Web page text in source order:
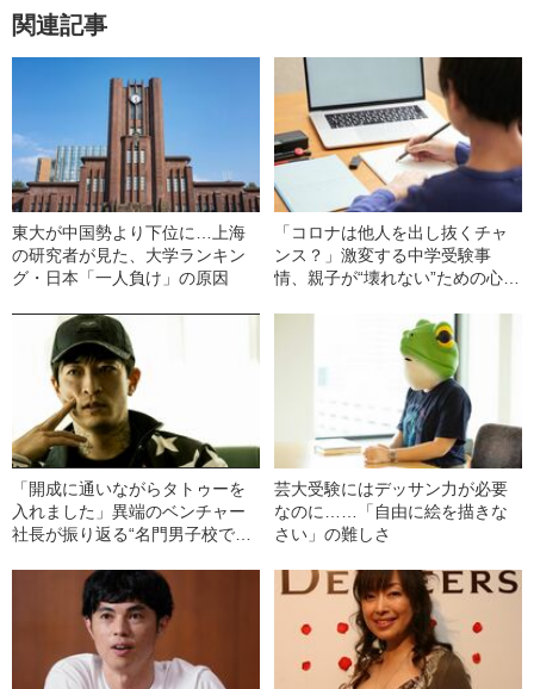
関連記事
東大が中国勢より下位に…上海
の研究者が見た、大学ランキン
グ・日本「一人負け」の原因
「コロナは他人を出し抜くチャ
ンス？」激変する中学受験事
情、親子が“壊れない”ための心構
「開成に通いながらタトゥーを
入れました」異端のベンチャー
社長が振り返る“名門男子校で味
芸大受験にはデッサン力が必要
なのに……「自由に絵を描きな
さい」の難しさ